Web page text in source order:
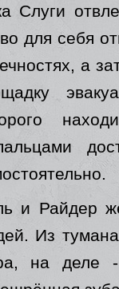
Слуги
для себя
а
и Райдер
Из
на деле -